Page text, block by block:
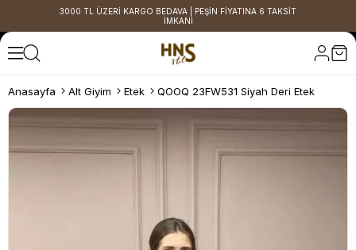
3000 TL ÜZERİ KARGO BEDAVA | PEŞİN FİYATINA 6 TAKSİT
İMKANI
Anasayfa Alt Giyim Etek QOOQ 23FW531 Siyah Deri Etek